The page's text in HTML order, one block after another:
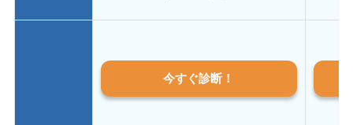
今すぐ診断！